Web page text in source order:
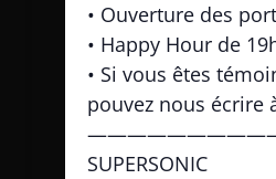
• Ouverture des
• Happy Hour de
• Si vous êtes
pouvez nous écrire
SUPERSONIC